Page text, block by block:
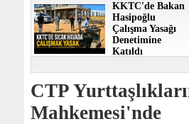
KKTC'de Bakan
Hasipoğlu
Çalışma Yasağı
Denetimine
Katıldı
CTP
Mahkemesi'nde